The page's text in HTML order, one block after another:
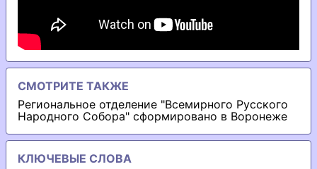
СМОТРИТЕ ТАКЖЕ
Региональное отделение "Всемирного Русского
Народного Собора" сформировано в Воронеже
КЛЮЧЕВЫЕ СЛОВА